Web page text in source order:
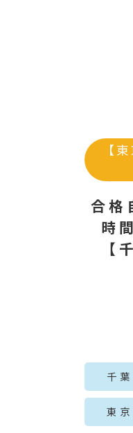
【
合
時
【
千
東